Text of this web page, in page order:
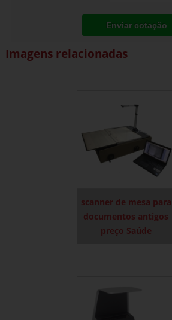
Enviar cotação
Imagens relacionadas
scanner de mesa para
documentos antigos
preço Saúde